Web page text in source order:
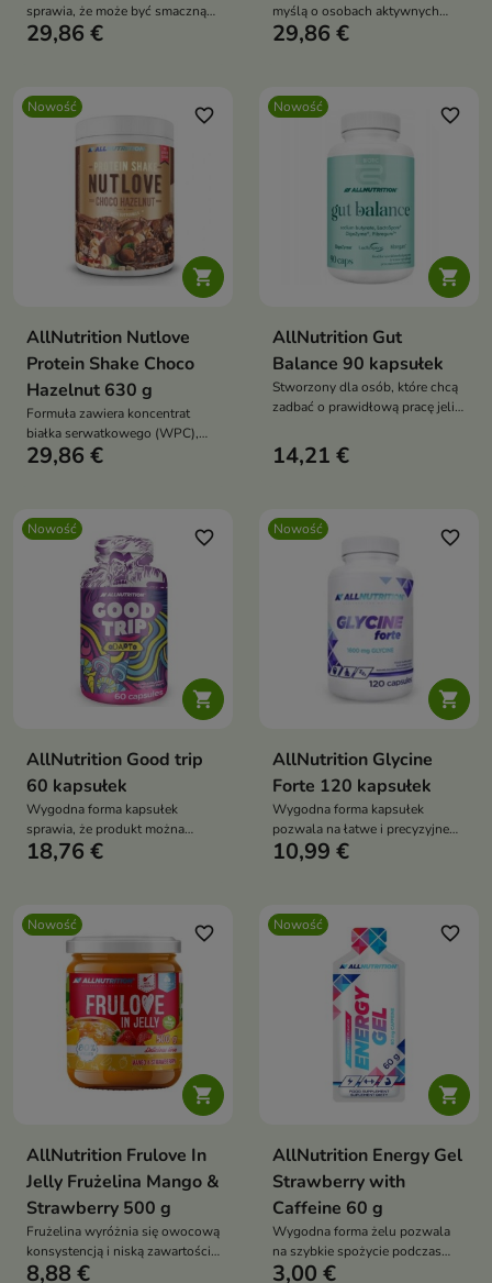
sprawia, że może być smaczną
alternatywą dla tradycyjnych
29,86 €
myślą o osobach aktywnych
fizycznie, sportowcach oraz
29,86 €
Nowość

favorite_border
AllNutrition Nutlove
Protein Shake Choco
Hazelnut 630 g
Formuła zawiera koncentrat
białka serwatkowego (WPC),
który pomaga w utrzymaniu i
29,86 €
Nowość

favorite_border
AllNutrition Gut
Balance 90 kapsułek
Stworzony dla osób, które chcą
zadbać o prawidłową pracę jelit,
zwiększonego stresu
14,21 €
Nowość

favorite_border
AllNutrition Good trip
60 kapsułek
Wygodna forma kapsułek
sprawia, że produkt można
łatwo zabrać ze sobą i stosować
18,76 €
Nowość

favorite_border
AllNutrition Glycine
Forte 120 kapsułek
Wygodna forma kapsułek
pozwala na łatwe i precyzyjne
dawkowanie
10,99 €
Nowość

favorite_border
AllNutrition Frulove In
Jelly Frużelina Mango &
Strawberry 500 g
Frużelina wyróżnia się owocową
konsystencją i niską zawartością
tłuszczu, dzięki czemu może być
8,88 €
Nowość

favorite_border
AllNutrition Energy Gel
Strawberry with
Caffeine 60 g
Wygodna forma żelu pozwala
na szybkie spożycie podczas
aktywności, bez konieczności
3,00 €